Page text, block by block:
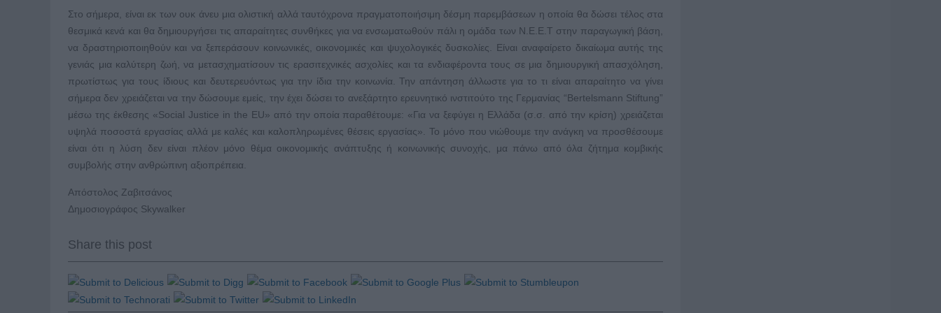
Στο σήμερα, είναι εκ των ουκ άνευ μια ολιστική αλλά ταυτόχρονα πραγματοποιήσιμη δέσμη παρεμβάσεων η οποία θα δώσει τέλος στα
θεσμικά κενά και θα δημιουργήσει τις απαραίτητες συνθήκες για να ενσωματωθούν πάλι η ομάδα των N.E.E.T στην παραγωγική βάση,
να δραστηριοποιηθούν και να ξεπεράσουν κοινωνικές, οικονομικές και ψυχολογικές δυσκολίες. Είναι αναφαίρετο δικαίωμα αυτής της
γενιάς μια καλύτερη ζωή, να μετασχηματίσουν τις ερασιτεχνικές ασχολίες και τα ενδιαφέροντα τους σε μια δημιουργική απασχόληση,
πρωτίστως για τους ίδιους και δευτερευόντως για την ίδια την κοινωνία. Την απάντηση άλλωστε για το τι είναι απαραίτητο να γίνει
σήμερα δεν χρειάζεται να την δώσουμε εμείς, την έχει δώσει το ανεξάρτητο ερευνητικό ινστιτούτο της Γερμανίας “Bertelsmann Stiftung”
μέσω της έκθεσης «Social Justice in the EU» από την οποία παραθέτουμε: «Για να ξεφύγει η Ελλάδα (σ.σ. από την κρίση) χρειάζεται
υψηλά ποσοστά εργασίας αλλά με καλές και καλοπληρωμένες θέσεις εργασίας». Το μόνο που νιώθουμε την ανάγκη να προσθέσουμε
είναι ότι η λύση δεν είναι πλέον μόνο θέμα οικονομικής ανάπτυξης ή κοινωνικής συνοχής, μα πάνω από όλα ζήτημα κομβικής
συμβολής στην ανθρώπινη αξιοπρέπεια.
Απόστολος Ζαβιτσάνος
Δημοσιογράφος Skywalker
Share this post